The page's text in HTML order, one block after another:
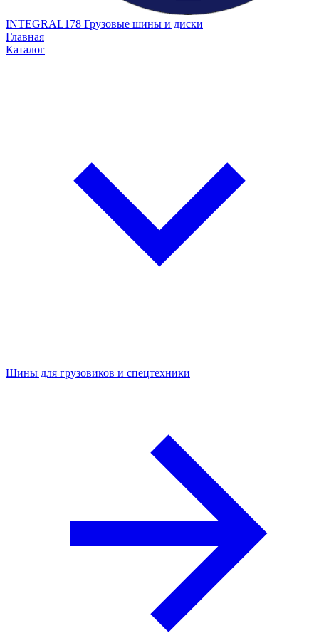
INTEGRAL178 Грузовые шины и диски
Главная
Каталог
Шины для грузовиков и спецтехники